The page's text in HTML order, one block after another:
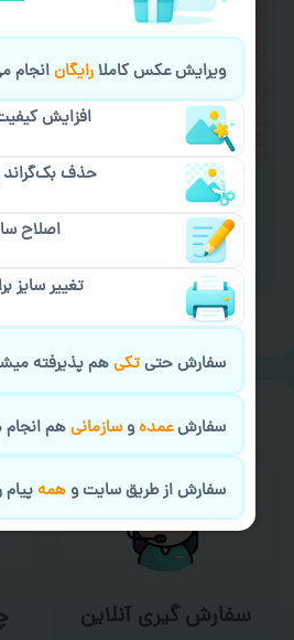
کادو کردن سفارش
ایمیل جهت ثبت یا
خیالت راحت از
سفارش گیری آنلاین
ویرایش عکس کاملارایگانانجام
افزایش
حذف بک‌گراند
اصلاح
تغییر سایز
سفارش حتیتکیهم پذیرفته
سفارشعمدهوسازمانیهم
سفارش از طریق سایت وهمه